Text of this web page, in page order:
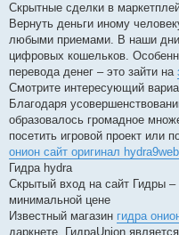
Скрытные сделки в
Вернуть деньги иному
любыми приемами. В наши
цифровых кошельков.
перевода денег – это зайти на
Смотрите интересующий
Благодаря
образовалось громадное
посетить игровой проект или
онион сайт оригинал
Гидра hydra
Скрытый вход на сайт Гидры
минимальной цене
Известный магазин гидра
даркнете. ГидраUnion